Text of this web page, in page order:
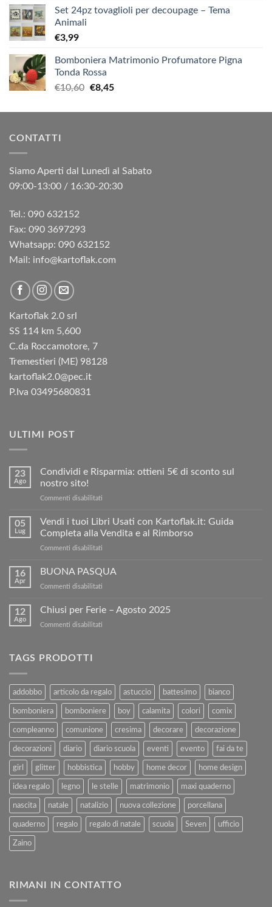
Set 24pz tovaglioli per decoupage – Tema
Animali
€3,99
Bomboniera Matrimonio Profumatore Pigna
Tonda Rossa
€10,60 Il
originale
€8,45Il
attuale
CONTATTI
Siamo Aperti dal Lunedì al Sabato
09:00-13:00 / 16:30-20:30
Tel.: 090 632152
Fax: 090 3697293‬
Whatsapp: 090 632152
Mail: info@kartoflak.com
Kartoflak 2.0 srl
SS 114 km 5,600
C.da Roccamotore, 7
Tremestieri (ME) 98128
kartoflak2.0@pec.it
P.Iva 03495680831
ULTIMI POST
23
Ago
Condividi e Risparmia: ottieni 5€ di sconto sul
nostro sito!
Commenti disabilitati
e
Risparmia:
sconto
05
Lug
Vendi i tuoi Libri Usati con Kartoflak.it: Guida
Completa alla Vendita e al Rimborso
Commenti disabilitati
i
con
Rimborso
16
Apr
BUONA PASQUA
Commenti disabilitati
PASQUA
12
Ago
Chiusi per Ferie – Agosto 2025
Commenti disabilitati
2025
TAGS PRODOTTI
addobbo articolo da regalo astuccio battesimo bianco
bomboniera bomboniere boy calamita colori comix
compleanno comunione cresima decorare decorazione
decorazioni diario diario scuola eventi evento fai da te
girl glitter hobbistica hobby home decor home design
idea regalo legno le stelle matrimonio maxi quaderno
nascita natale natalizio nuova collezione porcellana
quaderno regalo regalo di natale scuola Seven ufficio
Zaino
RIMANI IN CONTATTO